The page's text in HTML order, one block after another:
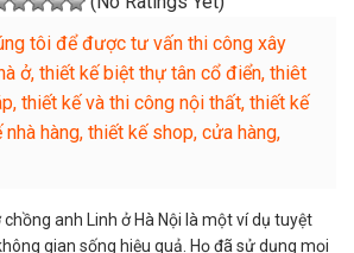
tôi để được tư vấn thi công xây
ở, thiết kế biệt thự tân cổ điển, thiêt
thiết kế và thi công nội thất, thiết kế
nhà hàng, thiết kế shop, cửa hàng,
anh Linh ở Hà Nội là một ví dụ tuyệt
gian sống hiệu quả. Họ đã sử dụng mọi